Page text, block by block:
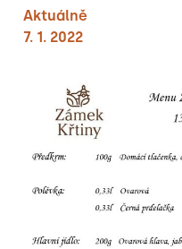
Aktuálně
7. 1. 2022